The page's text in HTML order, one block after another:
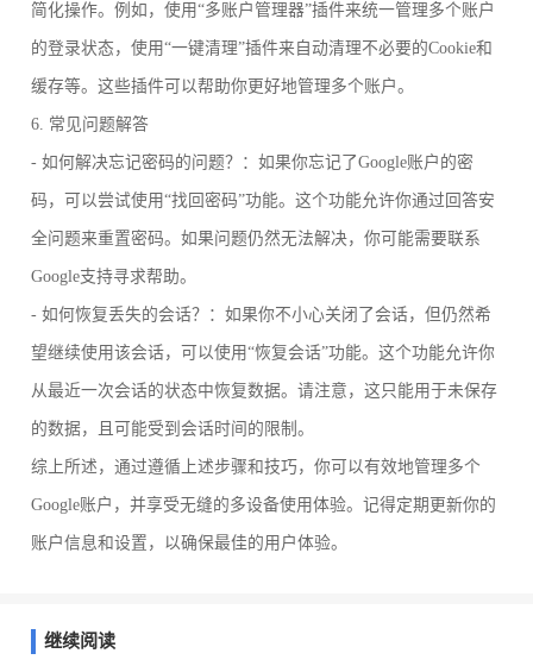
简化操作。例如，使用“多账户管理器”插件来统一管理多个账户
的登录状态，使用“一键清理”插件来自动清理不必要的Cookie和
缓存等。这些插件可以帮助你更好地管理多个账户。
6. 常见问题解答
- 如何解决忘记密码的问题？：如果你忘记了Google账户的密
码，可以尝试使用“找回密码”功能。这个功能允许你通过回答安
全问题来重置密码。如果问题仍然无法解决，你可能需要联系
Google支持寻求帮助。
- 如何恢复丢失的会话？：如果你不小心关闭了会话，但仍然希
望继续使用该会话，可以使用“恢复会话”功能。这个功能允许你
从最近一次会话的状态中恢复数据。请注意，这只能用于未保存
的数据，且可能受到会话时间的限制。
综上所述，通过遵循上述步骤和技巧，你可以有效地管理多个
Google账户，并享受无缝的多设备使用体验。记得定期更新你的
账户信息和设置，以确保最佳的用户体验。
继续阅读